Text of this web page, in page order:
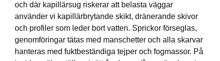
och där kapillärsug riskerar att belasta väggar
använder vi kapillärbrytande skikt, dränerande skivor
och profiler som leder bort vatten. Sprickor förseglas,
genomföringar tätas med manschetter och alla skarvar
hanteras med fuktbeständiga tejper och fogmassor. På